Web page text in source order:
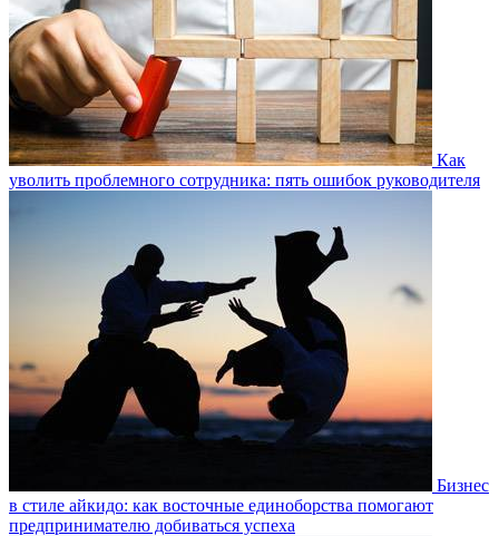
Как
уволить проблемного сотрудника: пять ошибок руководителя
Бизнес
в стиле айкидо: как восточные единоборства помогают
предпринимателю добиваться успеха